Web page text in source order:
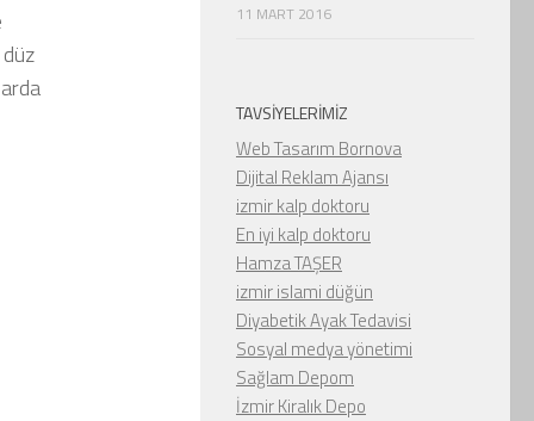
11 MART 2016
TAVSIYELERIMIZ
Web Tasarım Bornova
Dijital Reklam Ajansı
izmir kalp doktoru
En iyi kalp doktoru
Hamza TAŞER
izmir islami düğün
Diyabetik Ayak Tedavisi
Sosyal medya yönetimi
Sağlam Depom
İzmir Kiralık Depo